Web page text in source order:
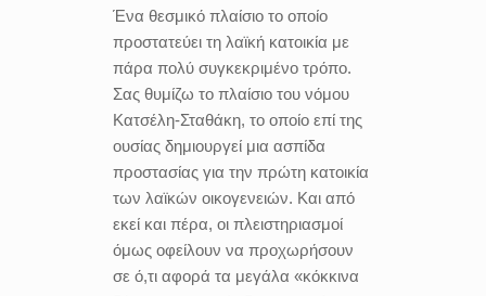
Ένα θεσμικό πλαίσιο το οποίο
προστατεύει τη λαϊκή κατοικία με
πάρα πολύ συγκεκριμένο τρόπο.
Σας θυμίζω το πλαίσιο του νόμου
Κατσέλη-Σταθάκη, το οποίο επί της
ουσίας δημιουργεί μια ασπίδα
προστασίας για την πρώτη κατοικία
των λαϊκών οικογενειών. Και από
εκεί και πέρα, οι πλειστηριασμοί
όμως οφείλουν να προχωρήσουν
σε ό,τι αφορά τα μεγάλα «κόκκινα